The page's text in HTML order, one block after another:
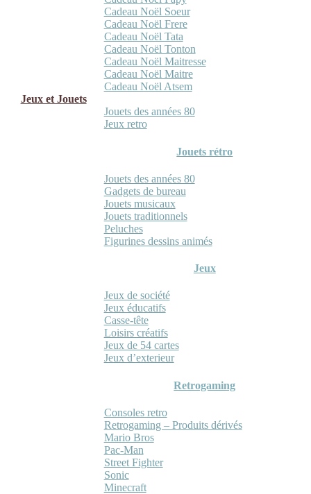
Cadeau Noël Soeur
Cadeau Noël Frere
Cadeau Noël Tata
Cadeau Noël Tonton
Cadeau Noël Maitresse
Cadeau Noël Maitre
Cadeau Noël Atsem
Jeux et Jouets
Jouets des années 80
Jeux retro
Jouets rétro
Jouets des années 80
Gadgets de bureau
Jouets musicaux
Jouets traditionnels
Peluches
Figurines dessins animés
Jeux
Jeux de société
Jeux éducatifs
Casse-tête
Loisirs créatifs
Jeux de 54 cartes
Jeux d’exterieur
Retrogaming
Consoles retro
Retrogaming – Produits dérivés
Mario Bros
Pac-Man
Street Fighter
Sonic
Minecraft